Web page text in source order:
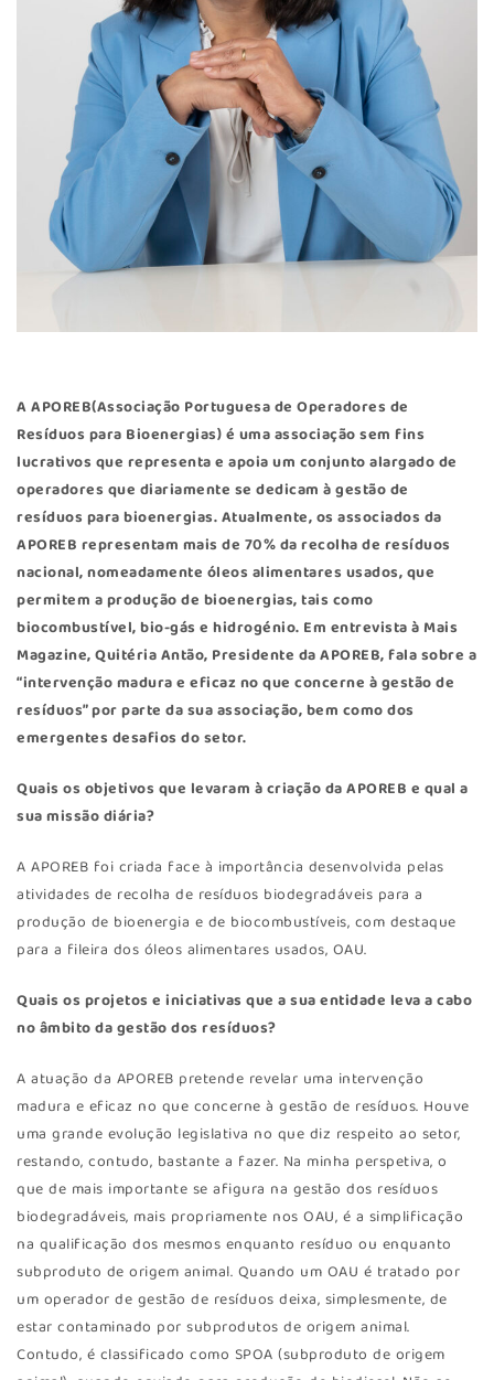
AAPOREB(Associação Portuguesa de Operadores de
Resíduos para Bioenergias) é uma associação sem fins
lucrativos que representa e apoia um conjunto alargado de
operadores que diariamente se dedicam à gestão de
resíduos para bioenergias. Atualmente, os associados da
APOREB representam mais de 70% da recolha de resíduos
nacional, nomeadamente óleos alimentares usados, que
permitem a produção de bioenergias, tais como
biocombustível, bio-gás e hidrogénio. Em entrevista à Mais
Magazine, Quitéria Antão, Presidente da APOREB, fala sobre a
“intervenção madura e eficaz no que concerne à gestão de
resíduos” por parte da sua associação, bem como dos
emergentes desafios do setor.
Quais os objetivos que levaram à criação da APOREB e qual a
sua missão diária?
A APOREB foi criada face à importância desenvolvida pelas
atividades de recolha de resíduos biodegradáveis para a
produção de bioenergia e de biocombustíveis, com destaque
para a fileira dos óleos alimentares usados, OAU.
Quais os projetos e iniciativas que a sua entidade leva a cabo
no âmbito da gestão dos resíduos?
A atuação da APOREB pretende revelar uma intervenção
madura e eficaz no que concerne à gestão de resíduos. Houve
uma grande evolução legislativa no que diz respeito ao setor,
restando, contudo, bastante a fazer. Na minha perspetiva, o
que de mais importante se afigura na gestão dos resíduos
biodegradáveis, mais propriamente nos OAU, é a simplificação
na qualificação dos mesmos enquanto resíduo ou enquanto
subproduto de origem animal. Quando um OAU é tratado por
um operador de gestão de resíduos deixa, simplesmente, de
estar contaminado por subprodutos de origem animal.
Contudo, é classificado como SPOA (subproduto de origem